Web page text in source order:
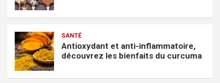
SANTÉ
Antioxydant et anti-inflammatoire,
découvrez les bienfaits du curcuma